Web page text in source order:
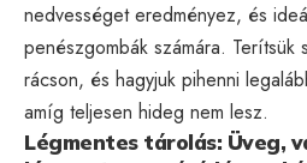
nedvességet eredményez, és
penészgombák számára. Terítsük
rácson, és hagyjuk pihenni
amíg teljesen hideg nem lesz.
Légmentes tárolás: Üveg,